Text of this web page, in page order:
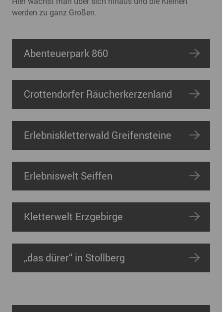
werden zu ganz Großen.
Abenteuerpark 860
Crottendorfer Räucherkerzenland
Erlebniskletterwald Greifensteine
Erlebniswelt Seiffen
Kletterwelt Erzgebirge
„das dürer“ in Stollberg